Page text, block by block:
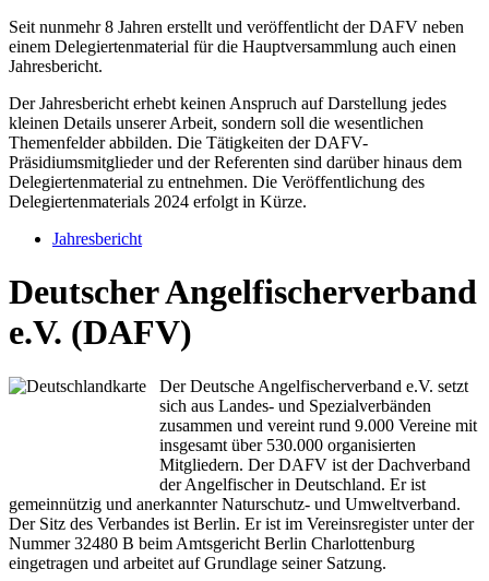
Seit nunmehr 8 Jahren erstellt und veröffentlicht der DAFV neben
einem Delegiertenmaterial für die Hauptversammlung auch einen
Jahresbericht.
Der Jahresbericht erhebt keinen Anspruch auf Darstellung jedes
kleinen Details unserer Arbeit, sondern soll die wesentlichen
Themenfelder abbilden. Die Tätigkeiten der DAFV-
Präsidiumsmitglieder und der Referenten sind darüber hinaus dem
Delegiertenmaterial zu entnehmen. Die Veröffentlichung des
Delegiertenmaterials 2024 erfolgt in Kürze.
Jahresbericht
Deutscher Angelfischerverband
e.V. (DAFV)
Der Deutsche Angelfischerverband e.V. setzt
sich aus Landes- und Spezialverbänden
zusammen und vereint rund 9.000 Vereine mit
insgesamt über 530.000 organisierten
Mitgliedern. Der DAFV ist der Dachverband
der Angelfischer in Deutschland. Er ist
gemeinnützig und anerkannter Naturschutz- und Umweltverband.
Der Sitz des Verbandes ist Berlin. Er ist im Vereinsregister unter der
Nummer 32480 B beim Amtsgericht Berlin Charlottenburg
eingetragen und arbeitet auf Grundlage seiner Satzung.